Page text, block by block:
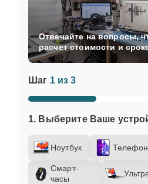
Шаг 1 из 3
1. Выберите Ваше
Ноутбук Телефон
Смарт-
часы
Отвечайте на вопросы,
расчет стоимости и